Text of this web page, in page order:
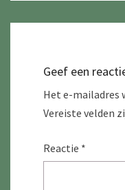
Geef een
Het e-mailadres
Vereiste velden
Reactie *